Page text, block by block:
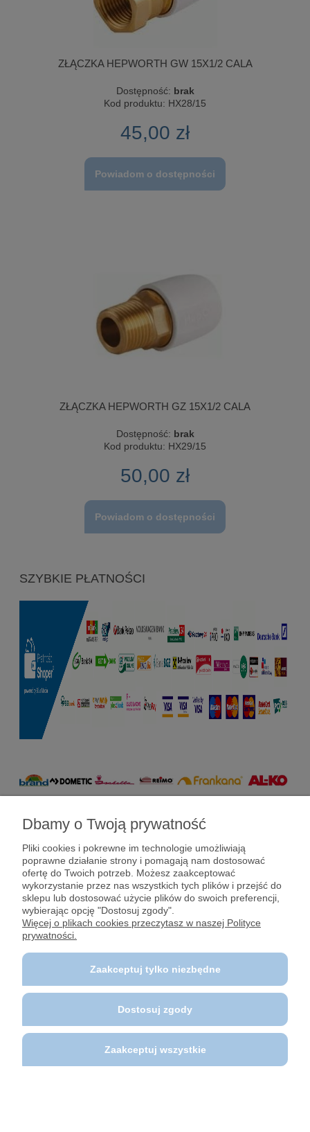
ZŁĄCZKA HEPWORTH GW 15X1/2 CALA
Dostępność: brak
Kod produktu: HX28/15
45,00 zł
Powiadom o dostępności
ZŁĄCZKA HEPWORTH GZ 15X1/2 CALA
Dostępność: brak
Kod produktu: HX29/15
50,00 zł
Powiadom o dostępności
SZYBKIE PŁATNOŚCI
Pomoc
Dostawy i płatności
Moje konto
O firmie
Polecane strony
© Center-Camp.pl Wszelkie prawa zastrzeżone.
Dbamy o Twoją prywatność
Pliki cookies i pokrewne im technologie umożliwiają
poprawne działanie strony i pomagają nam dostosować
ofertę do Twoich potrzeb. Możesz zaakceptować
wykorzystanie przez nas wszystkich tych plików i przejść do
sklepu lub dostosować użycie plików do swoich preferencji,
wybierając opcję "Dostosuj zgody".
Więcej o plikach cookies przeczytasz w naszej Polityce
prywatności.
Zaakceptuj tylko niezbędne
Dostosuj zgody
Zaakceptuj wszystkie